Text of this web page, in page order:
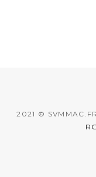
2021 ©